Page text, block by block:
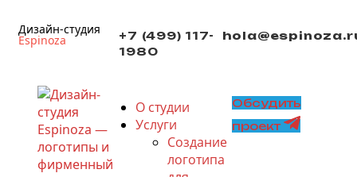
Дизайн-студия
Espinoza
+7 (499) 117-
1980
О студии
Услуги
Создание
логотипа
Обсудить
проект